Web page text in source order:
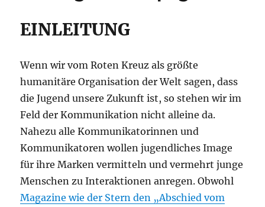
EINLEITUNG
Wenn wir vom Roten Kreuz als größte
humanitäre Organisation der Welt sagen, dass
die Jugend unsere Zukunft ist, so stehen wir im
Feld der Kommunikation nicht alleine da.
Nahezu alle Kommunikatorinnen und
Kommunikatoren wollen jugendliches Image
für ihre Marken vermitteln und vermehrt junge
Menschen zu Interaktionen anregen. Obwohl
Magazine wie der Stern den „Abschied vom